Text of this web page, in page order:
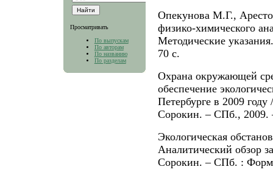
Просматривать
По выпускам
По авторам
По названию
По разделам
Опекунова М.Г.,
физико-химического
Методические
70 с.
Охрана окружающей
обеспечение
Петербурге в 2009
Сорокин. – СПб., 2009.
Экологическая
Аналитический обзор
Сорокин. – СПб. :